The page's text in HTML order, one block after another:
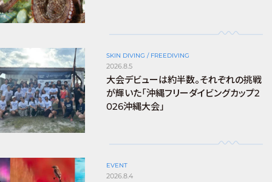
SKIN DIVING / FREEDIVING
2026.8.5
大会デビューは約半数。それぞれの挑戦
が輝いた「沖縄フリーダイビングカップ2
026沖縄大会」
EVENT
2026.8.4